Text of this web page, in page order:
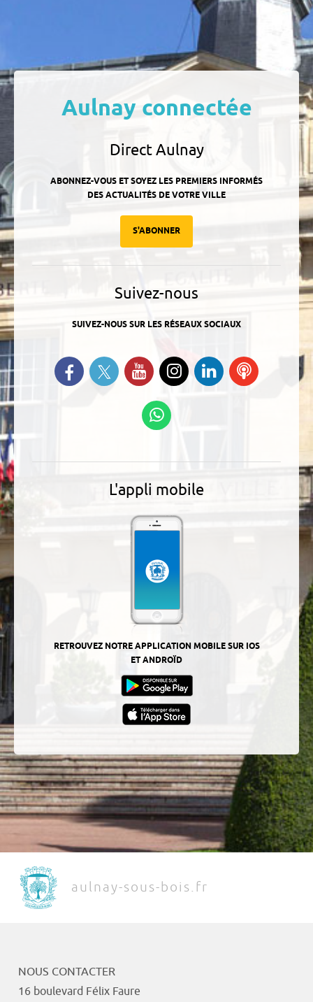
Aulnay connectée
Direct Aulnay
ABONNEZ-VOUS ET SOYEZ LES PREMIERS INFORMÉS
DES ACTUALITÉS DE VOTRE VILLE
S'ABONNER
Suivez-nous
SUIVEZ-NOUS SUR LES RÉSEAUX SOCIAUX
Retrouvez-nous sur Facebook
Suivez-nous sur Twitter
Suivez-nous sur YouTube
Suivez-nous sur
Instagram
Retrouvez-
nous sur
Ecoutez
L'appli mobile
RETROUVEZ NOTRE APPLICATION MOBILE SUR IOS
ET ANDROÏD
aulnay-sous-bois.fr
NOUS CONTACTER
16 boulevard Félix Faure